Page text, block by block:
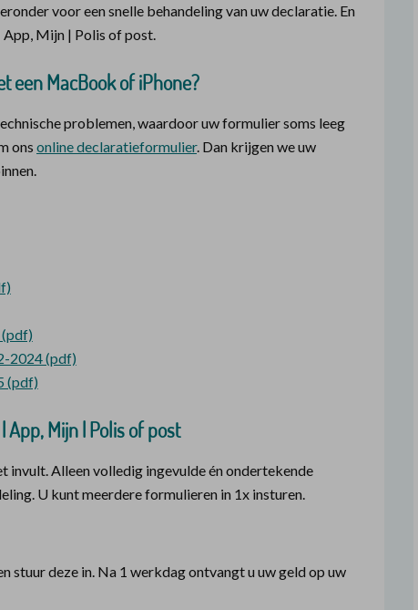
voor een snelle behandeling van uw declaratie. En
Mijn | Polis of post.
een MacBook of iPhone?
problemen, waardoor uw formulier soms leeg
ons online declaratieformulier. Dan krijgen we uw
2024 (pdf)
(pdf)
Mijn | Polis of post
invult. Alleen volledig ingevulde én ondertekende
U kunt meerdere formulieren in 1x insturen.
stuur deze in. Na 1 werkdag ontvangt u uw geld op uw